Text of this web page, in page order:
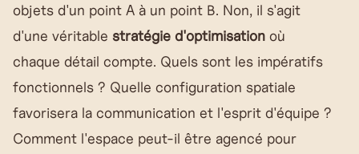
objets d'un point A à un point B. Non, il s'agit
d'une véritable stratégie d'optimisation où
chaque détail compte. Quels sont les impératifs
fonctionnels ? Quelle configuration spatiale
favorisera la communication et l'esprit d'équipe ?
Comment l'espace peut-il être agencé pour